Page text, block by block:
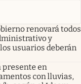
renovará todos
y
usuarios deberán
presente en
con lluvias,